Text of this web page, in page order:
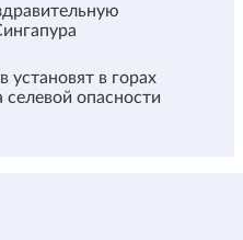
в горах
опасности